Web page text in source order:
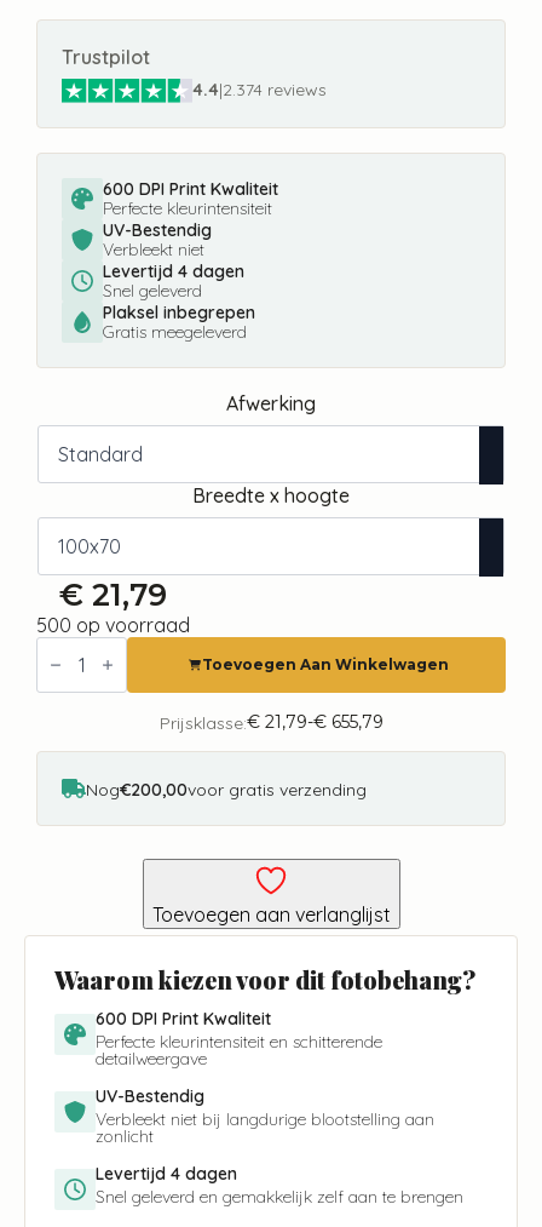
Trustpilot
4.4|2.374 reviews
600 DPI Print Kwaliteit
Perfecte kleurintensiteit
UV-Bestendig
Verbleekt niet
Levertijd 4 dagen
Snel geleverd
Plaksel inbegrepen
Gratis meegeleverd
Afwerking
Breedte x hoogte
€ 21,79
500 op voorraad
Fotobehang
Leaves
Faded
Colours
Toevoegen Aan Winkelwagen
Prijsklasse:€21,79-€655,79
Prijsklasse:
€ 21,79
€ 655,79
Nog€200,00voor gratis verzending
Toevoegen aan verlanglijst
Waarom kiezen voor dit fotobehang?
600 DPI Print Kwaliteit
Perfecte kleurintensiteit en schitterende
detailweergave
UV-Bestendig
Verbleekt niet bij langdurige blootstelling aan
zonlicht
Levertijd 4 dagen
Snel geleverd en gemakkelijk zelf aan te brengen